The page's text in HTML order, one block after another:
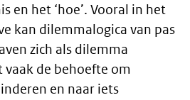
en het ‘hoe’. Vooral in het
kan dilemmalogica van pas
zich als dilemma
de behoefte om
en naar iets